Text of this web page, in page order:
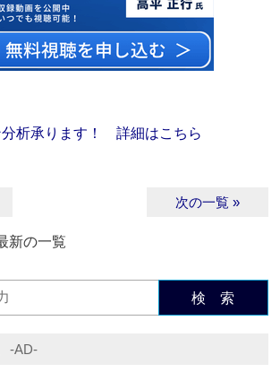
分析承ります！ 詳細はこちら
次の一覧 »
新の一覧
検 索
‐AD‐